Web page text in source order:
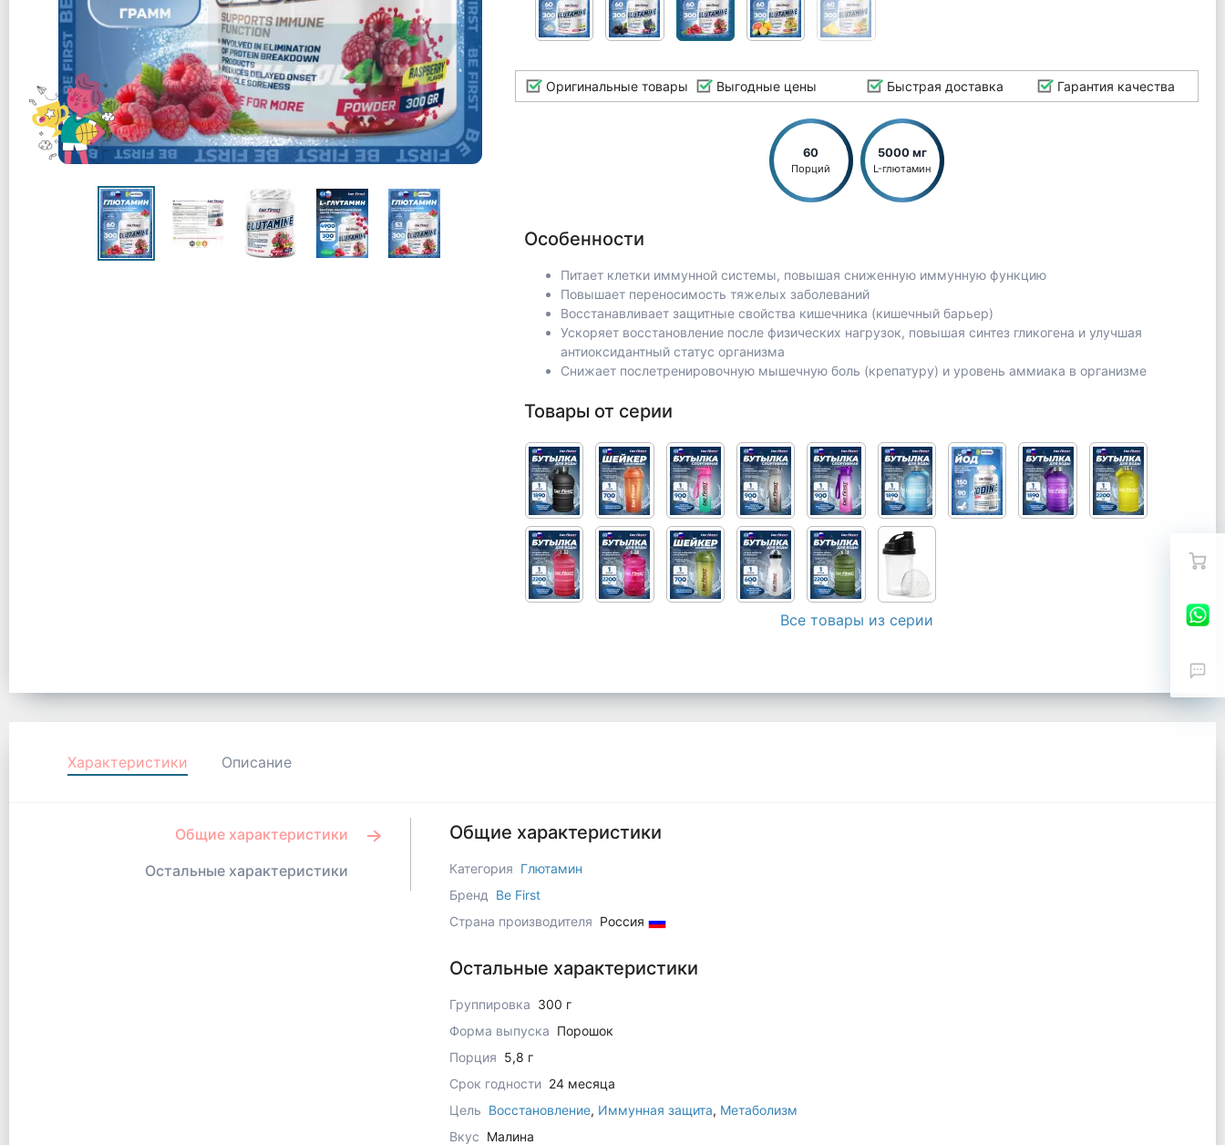
Оригинальные товары Выгодные цены Быстрая доставка Гарантия качества
60
Порций
5000 мг
L-глютамин
Особенности
Питает клетки иммунной системы, повышая сниженную иммунную функцию
Повышает переносимость тяжелых заболеваний
Восстанавливает защитные свойства кишечника (кишечный барьер)
Ускоряет восстановление после физических нагрузок, повышая синтез гликогена и улучшая
антиоксидантный статус организма
Снижает послетренировочную мышечную боль (крепатуру) и уровень аммиака в организме
Товары от серии
Все товары из серии
Характеристики Описание
Общие характеристики
Остальные характеристики
Общие характеристики
Категория Глютамин
Бренд
Be First
Страна производителя Россия
Остальные характеристики
Группировка 300 г
Форма выпуска Порошок
Порция 5,8 г
Срок годности 24 месяца
Цель Восстановление, Иммунная защита, Метаболизм
Вкус Малина